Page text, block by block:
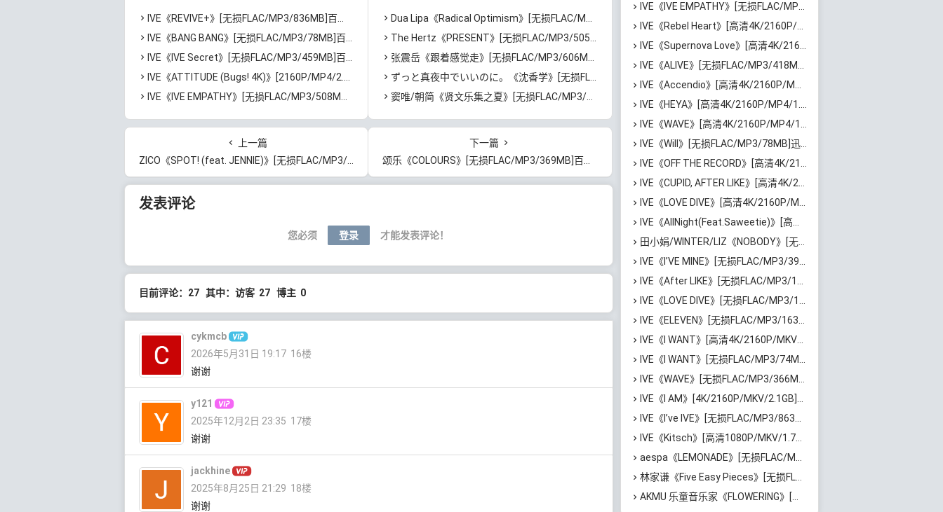
IVE《REVIVE+》[无损FLAC/MP3/836MB]百度云网盘下载
IVE《BANG BANG》[无损FLAC/MP3/78MB]百度云网盘下载
IVE《IVE Secret》[无损FLAC/MP3/459MB]百度云网盘下载
IVE《ATTITUDE (Bugs! 4K)》[2160P/MP4/2.6GB]迅雷云网盘下载
IVE《IVE EMPATHY》[无损FLAC/MP3/508MB]百度云网盘下载
Dua Lipa《Radical Optimism》[无损FLAC/MP3/821MB]百度云网盘下载
The Hertz《PRESENT》[无损FLAC/MP3/505MB]百度云网盘下载
张震岳《跟着感觉走》[无损FLAC/MP3/606MB]百度云网盘下载
ずっと真夜中でいいのに。《沈香学》[无损FLAC/MP3/849MB]百度云网盘下载
窦唯/朝简《贤文乐集之夏》[无损FLAC/MP3/917MB]百度云网盘下载
上一篇
ZICO《SPOT! (feat. JENNIE)》[无损FLAC/MP3/70MB]百度云网盘下载
下一篇
颂乐《COLOURS》[无损FLAC/MP3/369MB]百度云网盘下载
发表评论
您必须 登录 才能发表评论！
目前评论：27 其中：访客 27 博主 0
cykmcb
2026年5月31日 19:17 16楼
谢谢
y121
2025年12月2日 23:35 17楼
谢谢
jackhine
2025年8月25日 21:29 18楼
谢谢
IVE《IVE EMPATHY》[无损FLAC/MP3/508MB]百度云网盘下载
IVE《Rebel Heart》[高清4K/2160P/MP4/1.59GB]迅雷云网盘下载
IVE《Supernova Love》[高清4K/2160P/MP4/1.16GB]迅雷云网盘下载
IVE《ALIVE》[无损FLAC/MP3/418MB]百度云网盘下载
IVE《Accendio》[高清4K/2160P/MP4/1.7GB]迅雷云网盘下载
IVE《HEYA》[高清4K/2160P/MP4/1.34GB]迅雷云网盘下载
IVE《WAVE》[高清4K/2160P/MP4/1.46GB]迅雷云网盘下载
IVE《Will》[无损FLAC/MP3/78MB]迅雷云网盘下载
IVE《OFF THE RECORD》[高清4K/2160P/MP4/1.54GB]迅雷云网盘下载
IVE《CUPID, AFTER LIKE》[高清4K/2160P/MP4/1.52GB]迅雷云网盘下载
IVE《LOVE DIVE》[高清4K/2160P/MP4/2.9GB]百度云网盘下载
IVE《AllNight(Feat.Saweetie)》[高清1080P/MP4/501MB]百度云网盘下载
田小娟/WINTER/LIZ《NOBODY》[无损FLAC/MP3/68MB]百度云网盘下载
IVE《I’VE MINE》[无损FLAC/MP3/392MB]百度云网盘下载
IVE《After LIKE》[无损FLAC/MP3/160MB]百度云网盘下载
IVE《LOVE DIVE》[无损FLAC/MP3/164MB]百度云网盘下载
IVE《ELEVEN》[无损FLAC/MP3/163MB]百度云网盘下载
IVE《I WANT》[高清4K/2160P/MKV/3.46GB]迅雷云网盘下载
IVE《I WANT》[无损FLAC/MP3/74MB]百度云网盘下载
IVE《WAVE》[无损FLAC/MP3/366MB]百度云网盘下载
IVE《I AM》[4K/2160P/MKV/2.1GB]百度云网盘下载
IVE《I’ve IVE》[无损FLAC/MP3/863MB]百度云网盘下载
IVE《Kitsch》[高清1080P/MKV/1.75GB]迅雷云网盘下载
aespa《LEMONADE》[无损FLAC/MP3/674MB]百度云网盘下载
林家谦《Five Easy Pieces》[无损FLAC/MP3/223MB]百度云网盘下载
AKMU 乐童音乐家《FLOWERING》[无损FLAC/MP3/530MB]百度云网盘下载